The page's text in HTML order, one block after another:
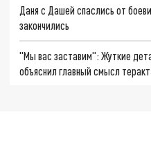
Даня с Дашей спаслись от
закончились
"Мы вас заставим": Жуткие
объяснил главный смысл